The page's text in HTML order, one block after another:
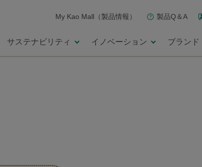
My Kao Mall（製品情報） 製品Q＆A
サステナビリティ イノベーション ブランド